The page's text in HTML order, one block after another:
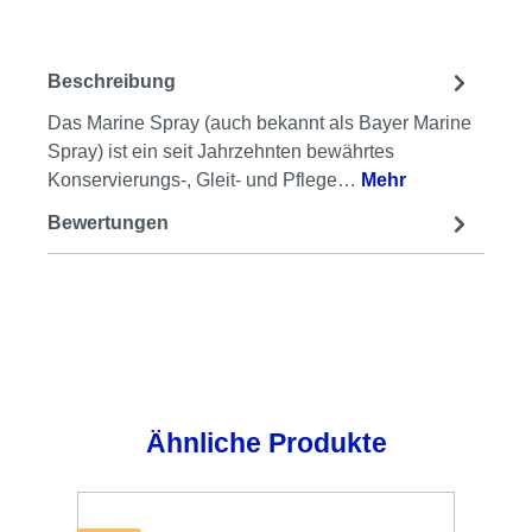
Beschreibung
Das Marine Spray (auch bekannt als Bayer Marine
Spray) ist ein seit Jahrzehnten bewährtes
Konservierungs-, Gleit- und Pflege… Mehr
Bewertungen
Produktgalerie überspringen
Ähnliche Produkte